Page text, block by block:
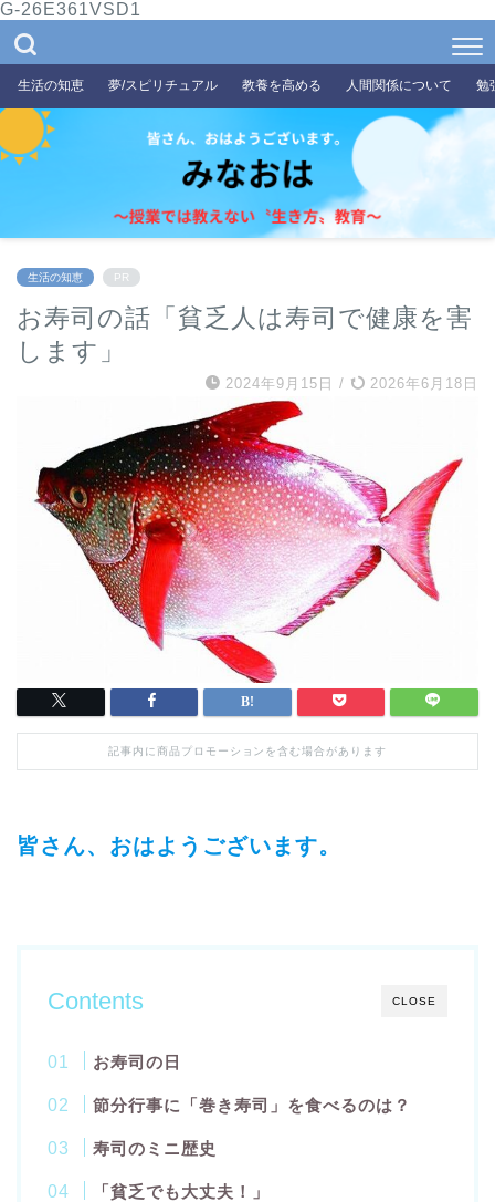
G-26E361VSD1
生活の知恵 夢/スピリチュアル 教養を高める 人間関係について 勉
生活の知恵 PR
お寿司の話「貧乏人は寿司で健康を害
します」
2024年9月15日 / 2026年6月18日
記事内に商品プロモーションを含む場合があります
皆さん、おはようございます。
CLOSE
Contents
お寿司の日
節分行事に「巻き寿司」を食べるのは？
寿司のミニ歴史
「貧乏でも大丈夫！」